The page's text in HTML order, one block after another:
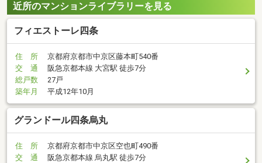
近所のマンションライブラリーを見る
フィエストーレ四条
住 所
京都府京都市中京区藤本町540番
交 通
阪急京都本線 大宮駅 徒歩7分
総戸数
27戸
築年月
平成12年10月
グランドール四条烏丸
住 所
京都府京都市中京区空也町490番
交 通
阪急京都本線 烏丸駅 徒歩7分